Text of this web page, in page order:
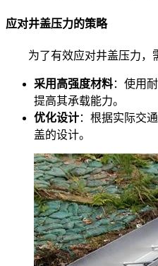
应对井盖压力的策略
为了有效应对井盖压力，需
采用高强度材料：使用
提高其承载能力。
优化设计：根据实际交
盖的设计。